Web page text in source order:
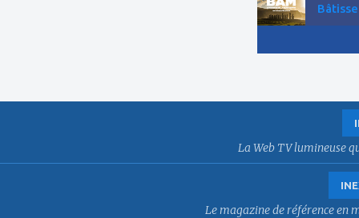
La Web TV lumineuse
Le magazine de référence en